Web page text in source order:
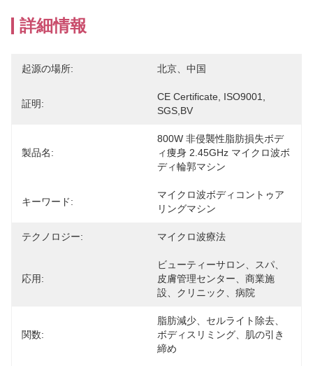
詳細情報
起源の場所: 北京、中国
証明:
CE Certificate, ISO9001,
SGS,BV
製品名:
800W 非侵襲性脂肪損失ボデ
ィ痩身 2.45GHz マイクロ波ボ
ディ輪郭マシン
キーワード:
マイクロ波ボディコントゥア
リングマシン
テクノロジー: マイクロ波療法
応用:
ビューティーサロン、スパ、
皮膚管理センター、商業施
設、クリニック、病院
関数:
脂肪減少、セルライト除去、
ボディスリミング、肌の引き
締め